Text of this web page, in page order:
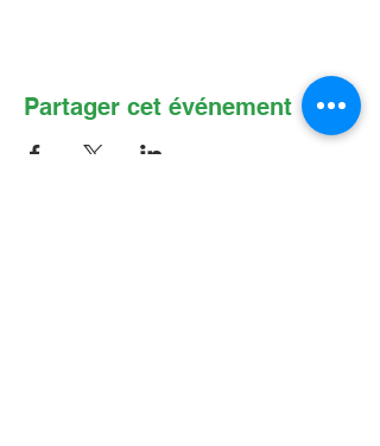
Partager cet événement